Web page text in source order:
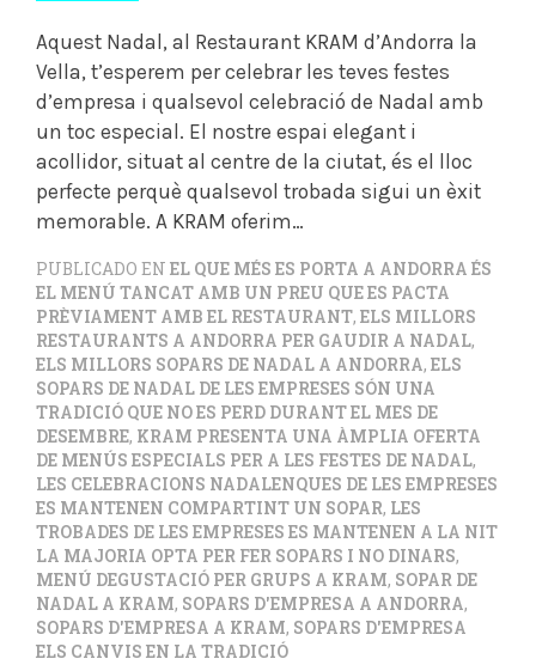
Aquest Nadal, al Restaurant KRAM d’Andorra la
Vella, t’esperem per celebrar les teves festes
d’empresa i qualsevol celebració de Nadal amb
un toc especial. El nostre espai elegant i
acollidor, situat al centre de la ciutat, és el lloc
perfecte perquè qualsevol trobada sigui un èxit
memorable. A KRAM oferim…
PUBLICADO EN EL QUE MÉS ES PORTA A ANDORRA ÉS
EL MENÚ TANCAT AMB UN PREU QUE ES PACTA
PRÈVIAMENT AMB EL RESTAURANT, ELS MILLORS
RESTAURANTS A ANDORRA PER GAUDIR A NADAL,
ELS MILLORS SOPARS DE NADAL A ANDORRA, ELS
SOPARS DE NADAL DE LES EMPRESES SÓN UNA
TRADICIÓ QUE NO ES PERD DURANT EL MES DE
DESEMBRE, KRAM PRESENTA UNA ÀMPLIA OFERTA
DE MENÚS ESPECIALS PER A LES FESTES DE NADAL,
LES CELEBRACIONS NADALENQUES DE LES EMPRESES
ES MANTENEN COMPARTINT UN SOPAR, LES
TROBADES DE LES EMPRESES ES MANTENEN A LA NIT
LA MAJORIA OPTA PER FER SOPARS I NO DINARS,
MENÚ DEGUSTACIÓ PER GRUPS A KRAM, SOPAR DE
NADAL A KRAM, SOPARS D'EMPRESA A ANDORRA,
SOPARS D'EMPRESA A KRAM, SOPARS D'EMPRESA
ELS CANVIS EN LA TRADICIÓ